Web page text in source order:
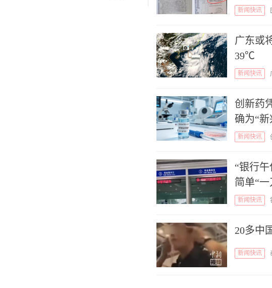
新闻快讯
广东或
39℃
新闻快讯
创新药
确为“
新闻快讯
“银行
简单“一
新闻快讯
20多中
新闻快讯